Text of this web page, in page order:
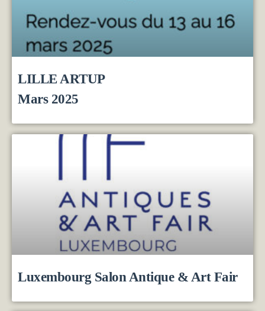
LILLE ARTUP
Mars 2025
Luxembourg Salon Antique & Art Fair